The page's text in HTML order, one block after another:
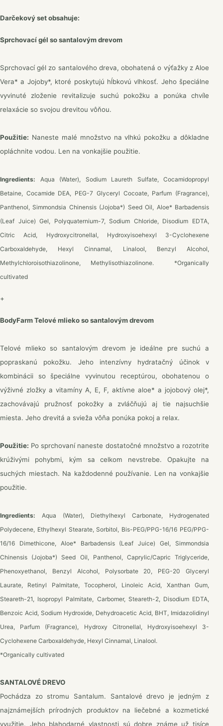
Darčekový set obsahuje:
Sprchovací gél so santalovým drevom
Sprchovací gél zo santalového dreva, obohatená o výťažky z Aloe
Vera* a Jojoby*, ktoré poskytujú hĺbkovú vlhkosť. Jeho špeciálne
vyvinuté zloženie revitalizuje suchú pokožku a ponúka chvíle
relaxácie so svojou drevitou vôňou.
Použitie: Naneste malé množstvo na vlhkú pokožku a dôkladne
opláchnite vodou. Len na vonkajšie použitie.
Ingredients: Aqua (Water), Sodium Laureth Sulfate, Cocamidopropyl
Betaine, Cocamide DEA, PEG-7 Glyceryl Cocoate, Parfum (Fragrance),
Panthenol, Simmondsia Chinensis (Jojoba*) Seed Oil, Aloe* Barbadensis
(Leaf Juice) Gel, Polyquaternium-7, Sodium Chloride, Disodium EDTA,
Citric Acid, Hydroxycitronellal, Hydroxyisoehexyl 3-Cyclohexene
Carboxaldehyde, Hexyl Cinnamal, Linalool, Benzyl Alcohol,
Methylchloroisothiazolinone, Methylisothiazolinone. *Organically
cultivated
+
BodyFarm Telové mlieko so santalovým drevom
Telové mlieko so santalovým drevom je ideálne pre suchú a
popraskanú pokožku. Jeho intenzívny hydratačný účinok v
kombinácii so špeciálne vyvinutou receptúrou, obohatenou o
výživné zložky a vitamíny A, E, F, aktívne aloe* a jojobový olej*,
zachovávajú pružnosť pokožky a zvláčňujú aj tie najsuchšie
miesta. Jeho drevitá a svieža vôňa ponúka pokoj a relax.
Použitie: Po sprchovaní naneste dostatočné množstvo a rozotrite
krúživými pohybmi, kým sa celkom nevstrebe. Opakujte na
suchých miestach. Na každodenné používanie. Len na vonkajšie
použitie.
Ingredients: Aqua (Water), Diethylhexyl Carbonate, Hydrogenated
Polydecene, Ethylhexyl Stearate, Sorbitol, Bis-PEG/PPG-16/16 PEG/PPG-
16/16 Dimethicone, Aloe* Barbadensis (Leaf Juice) Gel, Simmondsia
Chinensis (Jojoba*) Seed Oil, Panthenol, Caprylic/Capric Triglyceride,
Phenoxyethanol, Benzyl Alcohol, Polysorbate 20, PEG-20 Glyceryl
Laurate, Retinyl Palmitate, Tocopherol, Linoleic Acid, Xanthan Gum,
Steareth-21, Isopropyl Palmitate, Carbomer, Steareth-2, Disodium EDTA,
Benzoic Acid, Sodium Hydroxide, Dehydroacetic Acid, BHT, Imidazolidinyl
Urea, Parfum (Fragrance), Hydroxy Citronellal, Hydroxyisoehexyl 3-
Cyclohexene Carboxaldehyde, Hexyl Cinnamal, Linalool.
*Organically cultivated
SANTALOVÉ DREVO
Pochádza zo stromu Santalum. Santalové drevo je jedným z
najznámejších prírodných produktov na liečebné a kozmetické
využitie. Jeho blahodarné vlastnosti sú dobre známe už tisíce